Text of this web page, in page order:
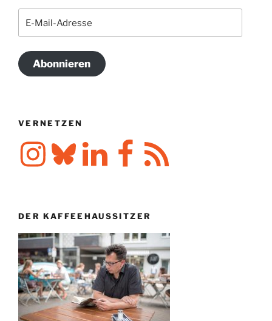
Mail-
Abonnieren
VERNETZEN
InstagramBlueskyLinkedIn FacebookRSS-
Feed
DER KAFFEEHAUSSITZER